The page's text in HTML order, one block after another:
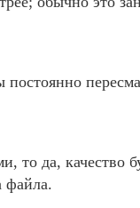
да, качество
файла.